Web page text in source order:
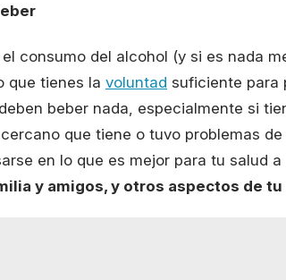
consumo del alcohol (y si es nada
que tienes la voluntad suficiente para
beber nada, especialmente si
que tiene o tuvo problemas
en lo que es mejor para tu salud a
y amigos, y otros aspectos de